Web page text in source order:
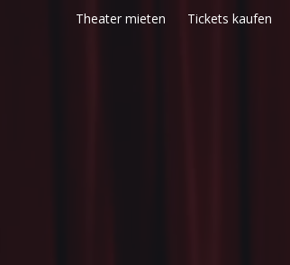
Theater mieten Tickets kaufen